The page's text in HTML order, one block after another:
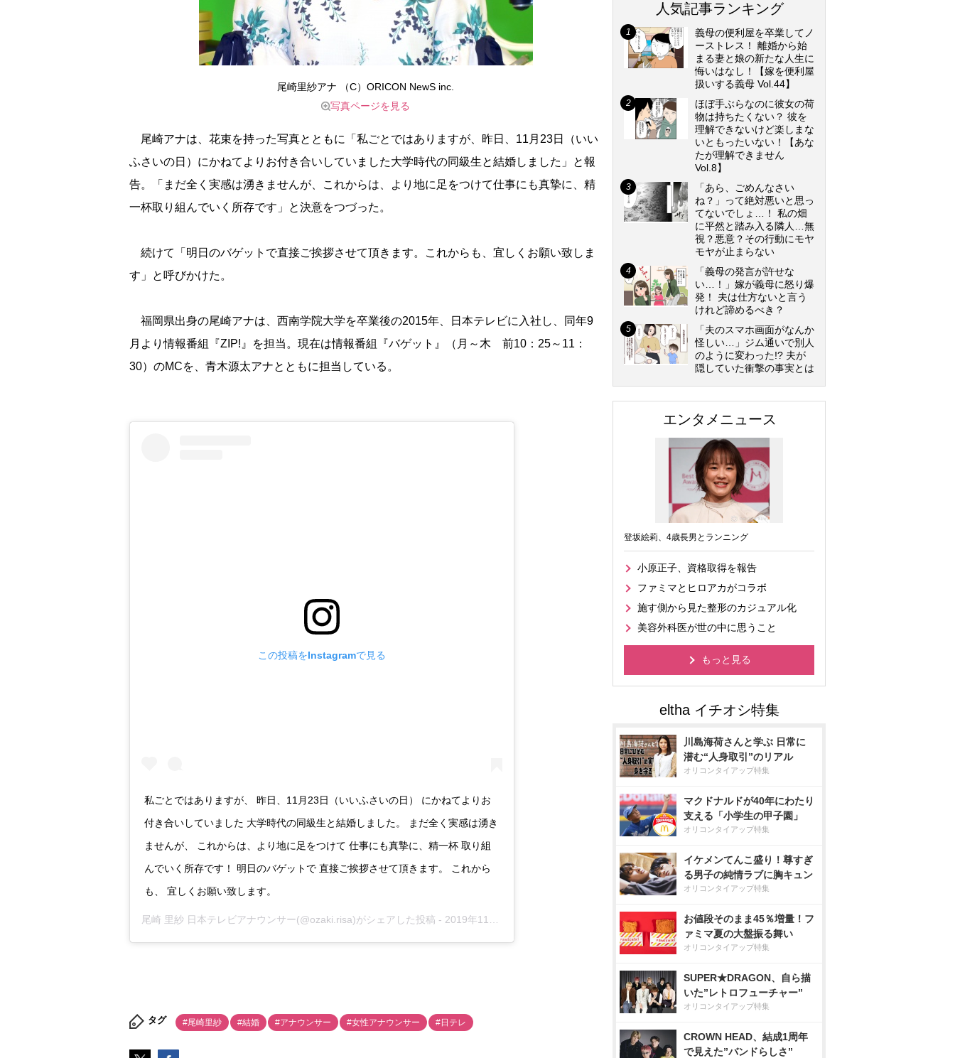
尾崎里紗アナ （C）ORICON NewS inc.
写真ページを見る
尾崎アナは、花束を持った写真とともに「私ごとではありますが、昨日、11月23日（いい
ふさいの日）にかねてよりお付き合いしていました大学時代の同級生と結婚しました」と報
告。「まだ全く実感は湧きませんが、これからは、より地に足をつけて仕事にも真摯に、精
一杯取り組んでいく所存です」と決意をつづった。
続けて「明日のバゲットで直接ご挨拶させて頂きます。これからも、宜しくお願い致しま
す」と呼びかけた。
福岡県出身の尾崎アナは、西南学院大学を卒業後の2015年、日本テレビに入社し、同年9
月より情報番組『ZIP!』を担当。現在は情報番組『バゲット』（月～木 前10：25～11：
30）のMCを、青木源太アナとともに担当している。
この投稿をInstagramで見る
私ごとではありますが、 昨日、11月23日（いいふさいの日） にかねてよりお
付き合いしていました 大学時代の同級生と結婚しました。 まだ全く実感は湧き
ませんが、 これからは、より地に足をつけて 仕事にも真摯に、精一杯 取り組
んでいく所存です！ 明日のバゲットで 直接ご挨拶させて頂きます。 これから
も、 宜しくお願い致します。
尾崎 里紗 日本テレビアナウンサー(@ozaki.risa)がシェアした投稿 - 2019年11月月23日午後3時11分PST
タグ #尾崎里紗 #結婚 #アナウンサー #女性アナウンサー #日テレ
人気記事ランキング
義母の便利屋を卒業してノ
ーストレス！ 離婚から始
まる妻と娘の新たな人生に
悔いはなし！【嫁を便利屋
扱いする義母 Vol.44】
ほぼ手ぶらなのに彼女の荷
物は持ちたくない？ 彼を
理解できないけど楽しまな
いともったいない！【あな
たが理解できません
Vol.8】
「あら、ごめんなさい
ね？」って絶対悪いと思っ
てないでしょ…！ 私の畑
に平然と踏み入る隣人…無
視？悪意？その行動にモヤ
モヤが止まらない
「義母の発言が許せな
い…！」嫁が義母に怒り爆
発！ 夫は仕方ないと言う
けれど諦めるべき？
「夫のスマホ画面がなんか
怪しい…」ジム通いで別人
のように変わった!? 夫が
隠していた衝撃の事実とは
エンタメニュース
登坂絵莉、4歳長男とランニング
小原正子、資格取得を報告
ファミマとヒロアカがコラボ
施す側から見た整形のカジュアル化
美容外科医が世の中に思うこと
もっと見る
川島海荷さんと学ぶ 日常に
潜む“人身取引”のリアル
オリコンタイアップ特集
マクドナルドが40年にわたり
支える「小学生の甲子園」
オリコンタイアップ特集
イケメンてんこ盛り！尊すぎ
る男子の純情ラブに胸キュン
オリコンタイアップ特集
お値段そのまま45％増量！フ
ァミマ夏の大盤振る舞い
オリコンタイアップ特集
SUPER★DRAGON、自ら描
いた”レトロフューチャー”
オリコンタイアップ特集
CROWN HEAD、結成1周年
で見えた”バンドらしさ”